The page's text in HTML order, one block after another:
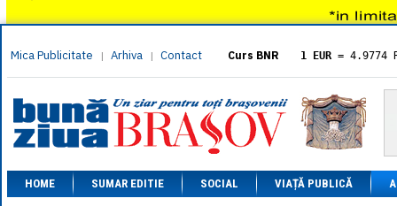
Mica Publicitate | Arhiva | Contact Curs BNR 1 EUR = 4.9774
= 5.8304
1 XAU= 464.4611
1 AED= 1.1933
1 AUD= 2.7957
1 BGN= 2.5449
1 CAD= 3.1559
1 CHF= 5.2813
HOME SUMAR EDITIE SOCIAL VIAȚĂ PUBLICĂ